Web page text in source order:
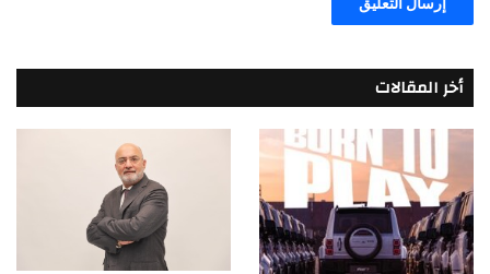
أخر المقالات